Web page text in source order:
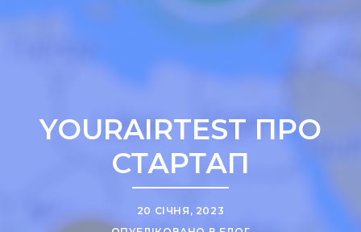
YOURAIRTEST ПРО
СТАРТАП
20 СІЧНЯ, 2023